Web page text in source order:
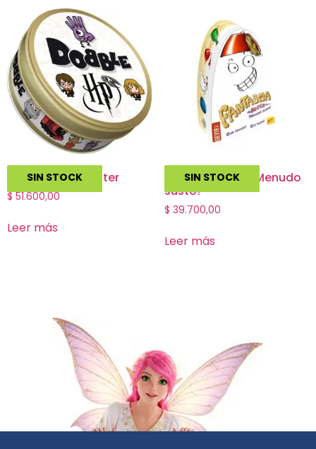
SIN STOCK
Dobble Harry Potter
$51.600,00
Leer más
SIN STOCK
Fantasma Blitz ¡Menudo
susto!
$ 39.700,00
Leer más